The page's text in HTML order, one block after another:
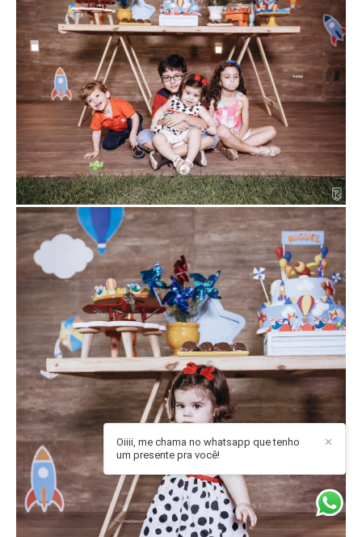
✕
Oiiii, me chama no whatsapp que tenho
um presente pra você!